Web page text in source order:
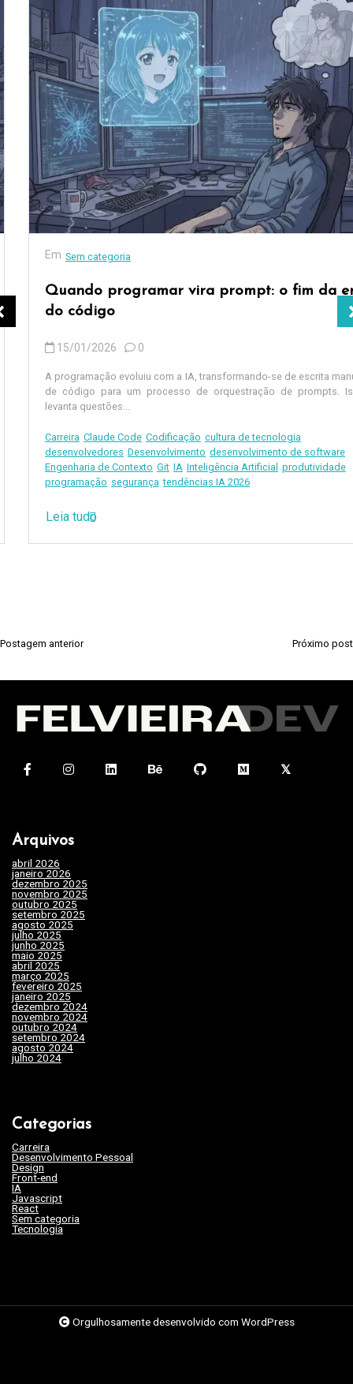
Sem categoria
Quando programar vira prompt: o fim da era
do código
15/01/2026 0
A programação evoluiu com a IA, transformando-se de escrita manual
de código para um processo de orquestração de prompts. Isso
levanta questões...
Carreira Claude Code Codificação cultura de tecnologia
desenvolvedores Desenvolvimento desenvolvimento de software
Engenharia de Contexto Git IA Inteligência Artificial produtividade
programação segurança tendências IA 2026
Leia tudo
N
Postagem anterior Próximo post
Arquivos
abril 2026
janeiro 2026
dezembro 2025
novembro 2025
outubro 2025(7)
setembro 2025
agosto 2025(2)
julho 2025(10)
junho 2025
maio 2025(32)
abril 2025(31)
março 2025
fevereiro 2025
janeiro 2025(15)
dezembro 2024
novembro 2024
outubro 2024(19)
setembro 2024
agosto 2024(35)
julho 2024(35)
Categorias
Carreira
Desenvolvimento Pessoal
Design(3)
Front-end
IA(19)
Javascript
React(2)
Sem categoria
Tecnologia(62)
Orgulhosamente desenvolvido com WordPress